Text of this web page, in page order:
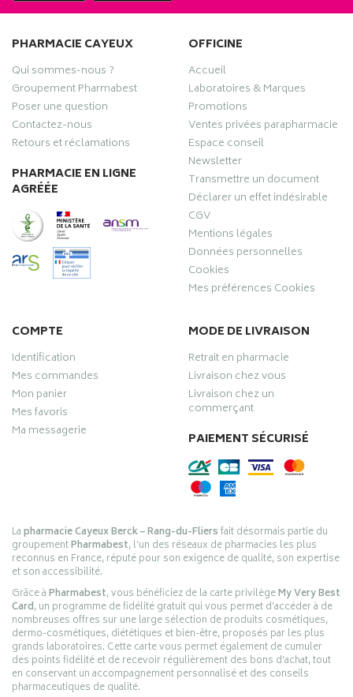
PHARMACIE CAYEUX
Qui sommes-nous ?
Groupement Pharmabest
Poser une question
Contactez-nous
Retours et réclamations
PHARMACIE EN LIGNE
AGRÉÉE
OFFICINE
Accueil
Laboratoires & Marques
Promotions
Ventes privées parapharmacie
Espace conseil
Newsletter
Transmettre un document
Déclarer un effet indésirable
CGV
Mentions légales
Données personnelles
Cookies
Mes préférences Cookies
COMPTE
Identification
Mes commandes
Mon panier
Mes favoris
Ma messagerie
MODE DE LIVRAISON
Retrait en pharmacie
Livraison chez vous
Livraison chez un
commerçant
PAIEMENT SÉCURISÉ
Lapharmacie Cayeux Berck – Rang-du-Fliersfait désormais partie du
groupementPharmabest, l’un des réseaux de pharmacies les plus
reconnus en France, réputé pour son exigence de qualité, son expertise
et son accessibilité.
Grâce àPharmabest, vous bénéficiez de la carte privilègeMy Very Best
Card, un programme de fidélité gratuit qui vous permet d’accéder à de
nombreuses offres sur une large sélection de produits cosmétiques,
dermo-cosmétiques, diététiques et bien-être, proposés par les plus
grands laboratoires. Cette carte vous permet également de cumuler
des points fidélité et de recevoir régulièrement des bons d’achat, tout
en conservant un accompagnement personnalisé et des conseils
pharmaceutiques de qualité.